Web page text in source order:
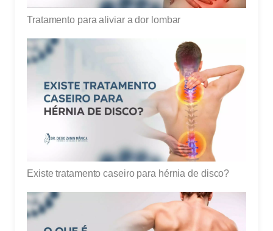
Tratamento para aliviar a dor lombar
Existe tratamento caseiro para hérnia de disco?